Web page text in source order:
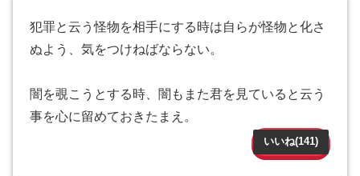
犯罪と云う怪物を相手にする時は自らが怪物と化さ
ぬよう、気をつけねばならない。
闇を覗こうとする時、闇もまた君を見ていると云う
事を心に留めておきたまえ。
いいね(141)